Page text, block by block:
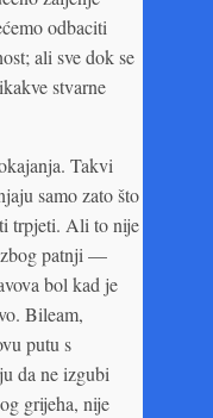
odbaciti
ali sve dok se
stvarne
Takvi
samo zato što
trpjeti. Ali to nije
zbog patnji —
bol kad je
Bileam,
putu s
da ne izgubi
grijeha, nije